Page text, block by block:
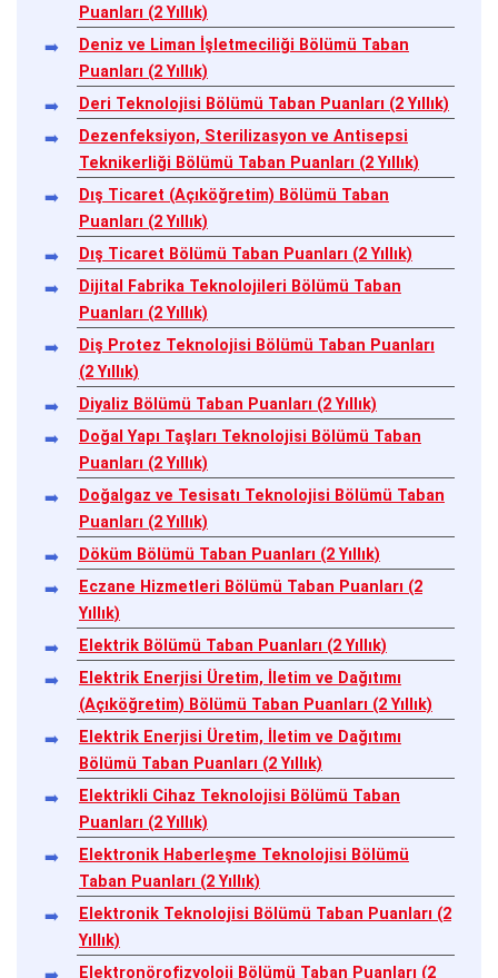
Puanları (2 Yıllık)
Deniz ve Liman İşletmeciliği Bölümü Taban
Puanları (2 Yıllık)
Deri Teknolojisi Bölümü Taban Puanları (2 Yıllık)
Dezenfeksiyon, Sterilizasyon ve Antisepsi
Teknikerliği Bölümü Taban Puanları (2 Yıllık)
Dış Ticaret (Açıköğretim) Bölümü Taban
Puanları (2 Yıllık)
Dış Ticaret Bölümü Taban Puanları (2 Yıllık)
Dijital Fabrika Teknolojileri Bölümü Taban
Puanları (2 Yıllık)
Diş Protez Teknolojisi Bölümü Taban Puanları
(2 Yıllık)
Diyaliz Bölümü Taban Puanları (2 Yıllık)
Doğal Yapı Taşları Teknolojisi Bölümü Taban
Puanları (2 Yıllık)
Doğalgaz ve Tesisatı Teknolojisi Bölümü Taban
Puanları (2 Yıllık)
Döküm Bölümü Taban Puanları (2 Yıllık)
Eczane Hizmetleri Bölümü Taban Puanları (2
Yıllık)
Elektrik Bölümü Taban Puanları (2 Yıllık)
Elektrik Enerjisi Üretim, İletim ve Dağıtımı
(Açıköğretim) Bölümü Taban Puanları (2 Yıllık)
Elektrik Enerjisi Üretim, İletim ve Dağıtımı
Bölümü Taban Puanları (2 Yıllık)
Elektrikli Cihaz Teknolojisi Bölümü Taban
Puanları (2 Yıllık)
Elektronik Haberleşme Teknolojisi Bölümü
Taban Puanları (2 Yıllık)
Elektronik Teknolojisi Bölümü Taban Puanları (2
Yıllık)
Elektronörofizyoloji Bölümü Taban Puanları (2